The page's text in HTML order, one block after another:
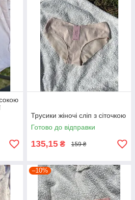
Трусики жіночі сліп з сіточкою
Готово до відправки
135,15 ₴ 159 ₴
–10%